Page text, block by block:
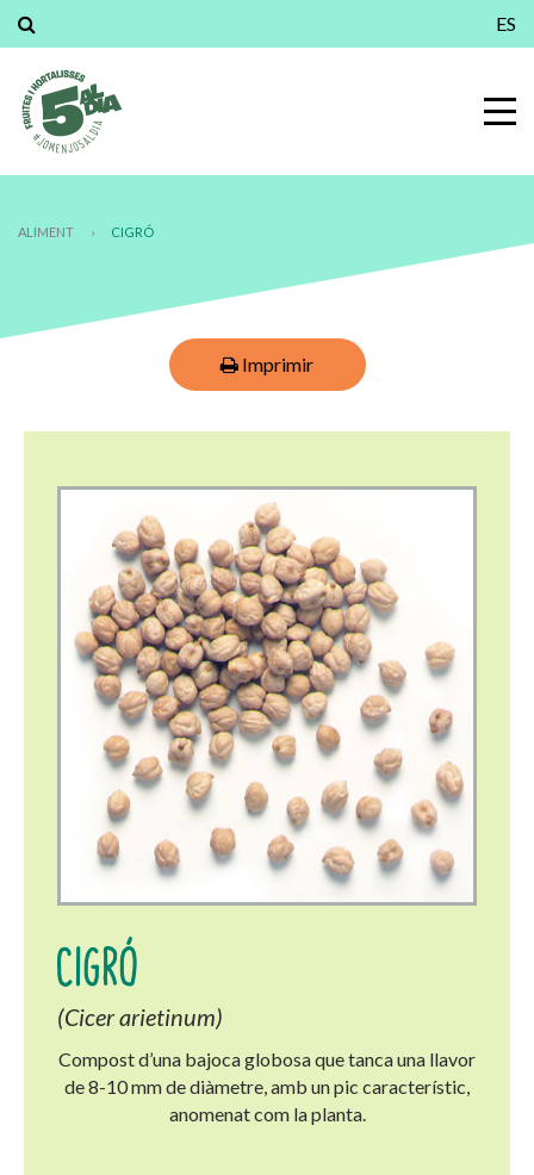
ES
ALIMENT › CIGRÓ
Imprimir
CIGRÓ
(Cicer arietinum)
Compost d’una bajoca globosa que tanca una llavor
de 8-10 mm de diàmetre, amb un pic característic,
anomenat com la planta.